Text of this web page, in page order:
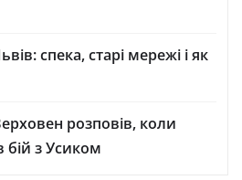
спека, старі мережі і як
розповів, коли
бій з Усиком